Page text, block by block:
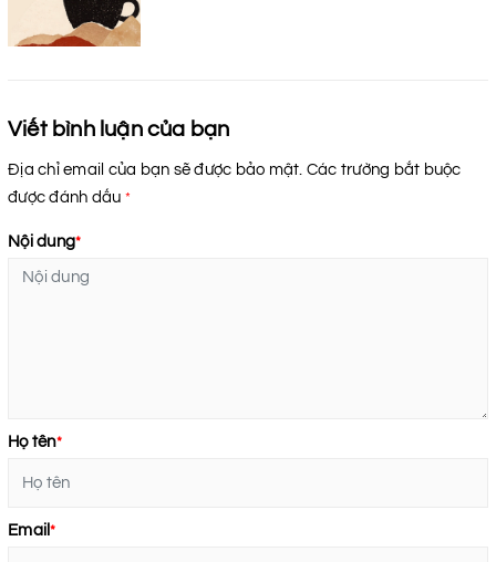
Viết bình luận của bạn
Địa chỉ email của bạn sẽ được bảo mật. Các trường bắt buộc
được đánh dấu *
Nội dung*
Họ tên*
Email*